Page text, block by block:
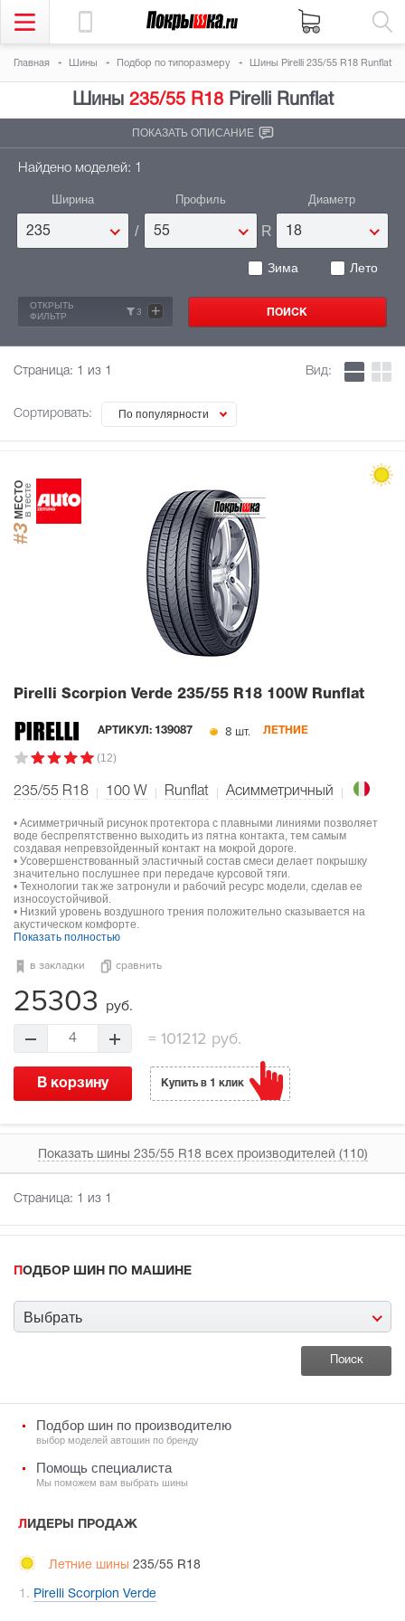
Главная Шины Подбор по типоразмеру Шины Pirelli 235/55 R18 Runflat
Шины 235/55 R18Pirelli Runflat
ПОКАЗАТЬ ОПИСАНИЕ
Найдено моделей: 1
Ширина
235 /
Профиль
55 R
Диаметр
18
Зима Лето
ОТКРЫТЬ
ФИЛЬТР
3 +
Страница: 1 из 1
Сортировать: По популярности
Вид:
#3
МЕСТОв тесте
Pirelli Scorpion Verde 235/55 R18 100W Runflat
АРТИКУЛ: 139087 8 шт. ЛЕТНИЕ
(12)
235/55 R18 100 W Runflat Асимметричный
• Асимметричный рисунок протектора с плавными линиями позволяет
воде беспрепятственно выходить из пятна контакта, тем самым
создавая непревзойденный контакт на мокрой дороге.
• Усовершенствованный эластичный состав смеси делает покрышку
значительно послушнее при передаче курсовой тяги.
• Технологии так же затронули и рабочий ресурс модели, сделав ее
износоустойчивой.
• Низкий уровень воздушного трения положительно сказывается на
акустическом комфорте.
Показать полностью
в закладки сравнить
25303 руб.
4 = 101212 руб.
В корзину Купить в 1 клик
Показать шины 235/55 R18 всех производителей (110)
Страница: 1 из 1
ПОДБОР ШИН ПО МАШИНЕ
Выбрать
Подбор шин по производителю
выбор моделей автошин по бренду
Помощь специалиста
Мы поможем вам выбрать шины
ЛИДЕРЫ ПРОДАЖ
Летние шины 235/55 R18
Pirelli Scorpion Verde